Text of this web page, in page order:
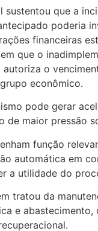
que a
poderia
financeiras
que o
o
econômico.
pode gerar
de maior pressão
função
automática em
a utilidade do
tratou da
e